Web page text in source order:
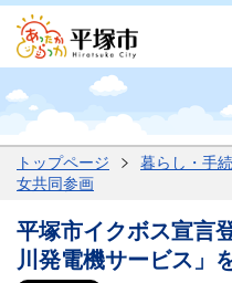
トップページ 暮らし・手
女共同参画
平塚市イクボス宣言
川発電機サービス」